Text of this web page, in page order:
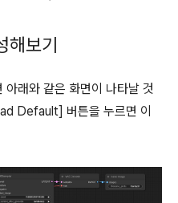
보기
래와 같은 화면이 나타날 것
Default] 버튼을 누르면 이